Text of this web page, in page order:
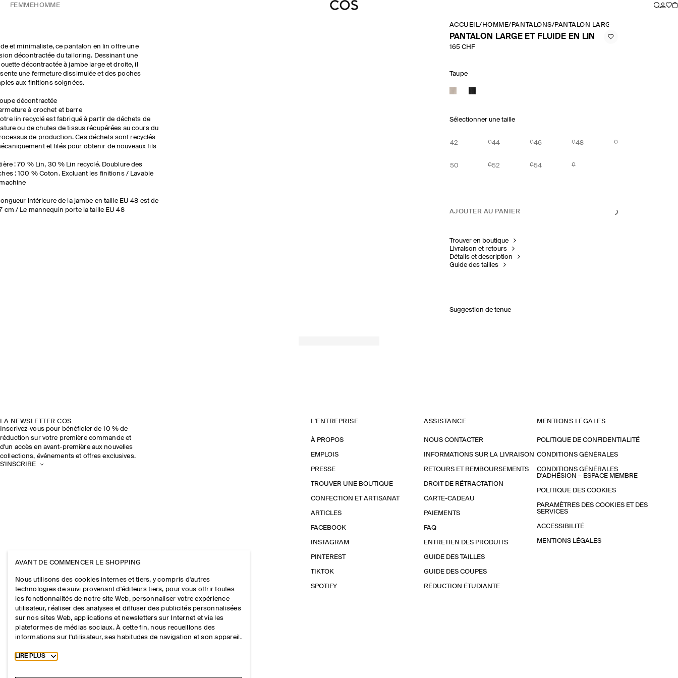
FEMMEHOMME
et minimaliste, ce pantalon en lin offre une
décontractée du tailoring. Dessinant une
décontractée à jambe large et droite, il
une fermeture dissimulée et des poches
aux finitions soignées.
décontractée
à crochet et barre
lin recyclé est fabriqué à partir de déchets de
ou de chutes de tissus récupérées au cours du
de production. Ces déchets sont recyclés
et filés pour obtenir de nouveaux fils
: 70 % Lin, 30 % Lin recyclé. Doublure des
: 100 % Coton. Excluant les finitions / Lavable
intérieure de la jambe en taille EU 48 est de
cm / Le mannequin porte la taille EU 48
ACCUEIL/ HOMME/ PANTALONS/PANTALON LARGE ET FLUIDE EN LIN
PANTALON LARGE ET FLUIDE EN LIN
165 CHF
Taupe
Sélectionner une taille
42 44 46 48
50 52 54
AJOUTER AU PANIER
Trouver en boutique
Livraison et retours
Détails et description
Guide des tailles
Suggestion de tenue
LA NEWSLETTER COS
Inscrivez-vous pour bénéficier de 10 % de
réduction sur votre première commande et
d'un accès en avant-première aux nouvelles
collections, événements et offres exclusives.
S'INSCRIRE
L'ENTREPRISE
À PROPOS
EMPLOIS
PRESSE
TROUVER UNE BOUTIQUE
CONFECTION ET ARTISANAT
ARTICLES
FACEBOOK
INSTAGRAM
PINTEREST
TIKTOK
SPOTIFY
ASSISTANCE
NOUS CONTACTER
INFORMATIONS SUR LA LIVRAISON
RETOURS ET REMBOURSEMENTS
DROIT DE RÉTRACTATION
CARTE-CADEAU
PAIEMENTS
FAQ
ENTRETIEN DES PRODUITS
GUIDE DES TAILLES
GUIDE DES COUPES
RÉDUCTION ÉTUDIANTE
MENTIONS LÉGALES
POLITIQUE DE CONFIDENTIALITÉ
CONDITIONS GÉNÉRALES
CONDITIONS GÉNÉRALES
D'ADHÉSION – ESPACE MEMBRE
POLITIQUE DES COOKIES
PARAMÈTRES DES COOKIES ET DES
SERVICES
ACCESSIBILITÉ
MENTIONS LÉGALES
AVANT DE COMMENCER LE SHOPPING
Nous utilisons des cookies internes et tiers, y compris d'autres
technologies de suivi provenant d'éditeurs tiers, pour vous offrir toutes
les fonctionnalités de notre site Web, personnaliser votre expérience
utilisateur, réaliser des analyses et diffuser des publicités personnalisées
sur nos sites Web, applications et newsletters sur Internet et via les
plateformes de médias sociaux. À cette fin, nous recueillons des
informations sur l'utilisateur, ses habitudes de navigation et son appareil.
Toggle more cookie information
LIRE PLUS